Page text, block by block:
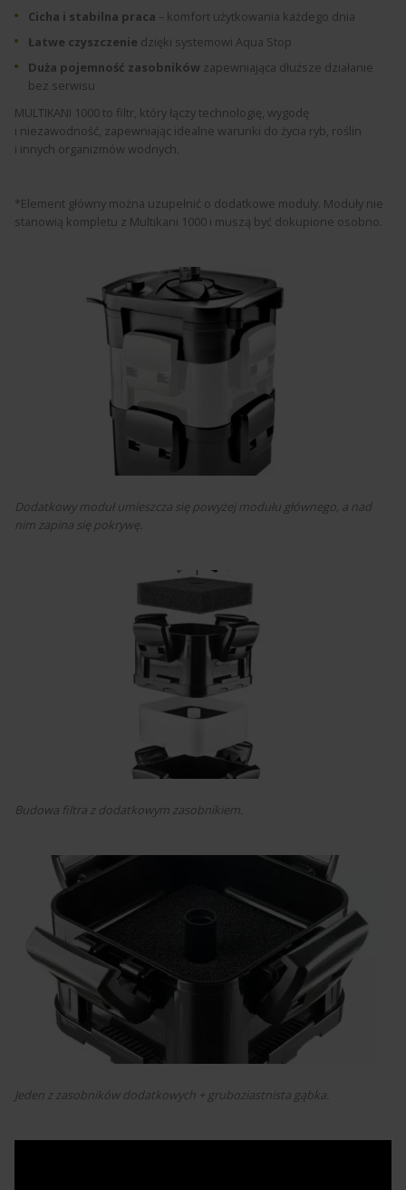
Cicha i stabilna praca – komfort użytkowania każdego dnia
Łatwe czyszczenie dzięki systemowi Aqua Stop
Duża pojemność zasobników zapewniająca dłuższe działanie
bez serwisu
MULTIKANI 1000 to filtr, który łączy technologię, wygodę
i niezawodność, zapewniając idealne warunki do życia ryb, roślin
i innych organizmów wodnych.
*Element główny można uzupełnić o dodatkowe moduły. Moduły nie
stanowią kompletu z Multikani 1000 i muszą być dokupione osobno.
Dodatkowy moduł umieszcza się powyżej modułu głównego, a nad
nim zapina się pokrywę.
Budowa filtra z dodatkowym zasobnikiem.
Jeden z zasobników dodatkowych + gruboziastnista gąbka.